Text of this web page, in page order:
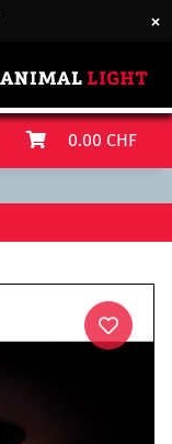
0.00 CHF